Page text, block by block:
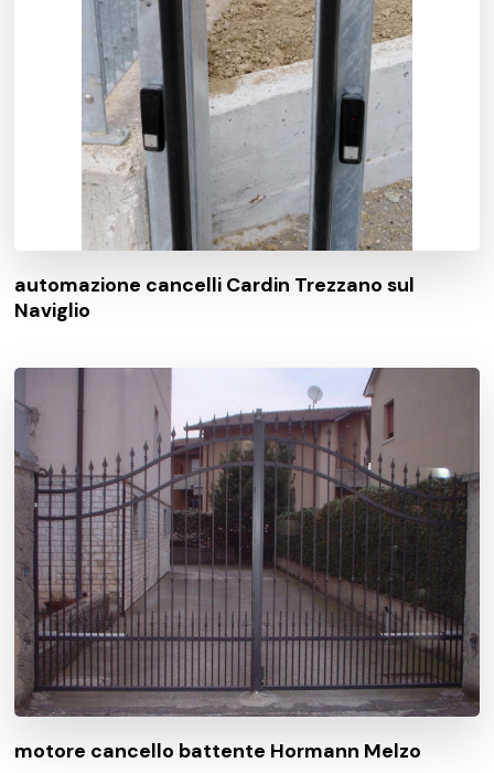
automazione cancelli Cardin Trezzano sul
Naviglio
motore cancello battente Hormann Melzo